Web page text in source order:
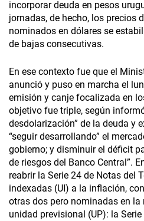
incorporar deuda en pesos
jornadas, de hecho, los precios
nominados en dólares se
de bajas consecutivas.
En ese contexto fue que el
anunció y puso en marcha el
emisión y canje focalizada en
objetivo fue triple, según
desdolarización” de la deuda y
“seguir desarrollando” el
gobierno; y disminuir el déficit
de riesgos del Banco Central”.
reabrir la Serie 24 de Notas del
indexadas (UI) a la inflación,
otras dos pero nominadas en la
unidad previsional (UP): la